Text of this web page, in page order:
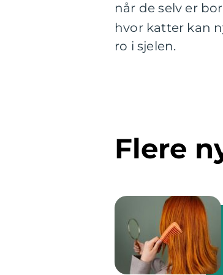
når de selv er
hvor katter kan
ro i sjelen.
Flere